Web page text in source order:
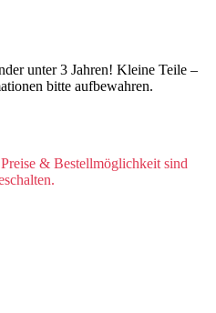
unter 3 Jahren! Kleine Teile –
bitte aufbewahren.
& Bestellmöglichkeit sind